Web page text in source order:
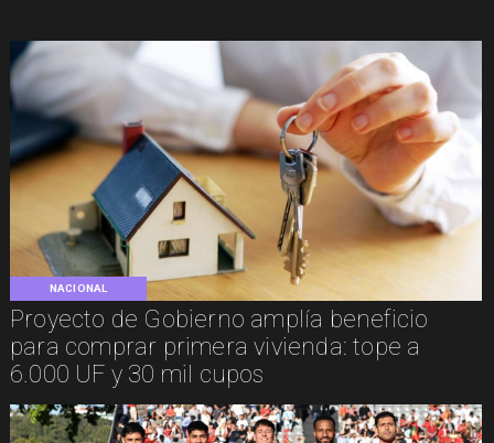
NACIONAL
Proyecto de Gobierno amplía beneficio
para comprar primera vivienda: tope a
6.000 UF y 30 mil cupos